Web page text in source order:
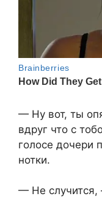
— Ну вот, ты
вдруг что с
голосе дочери
нотки.
— Не